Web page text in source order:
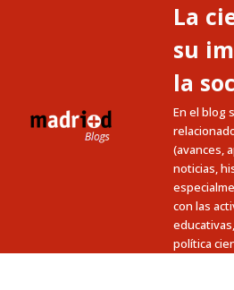
n
La
su
la
En el blog
(avances,
noticias,
con las
política